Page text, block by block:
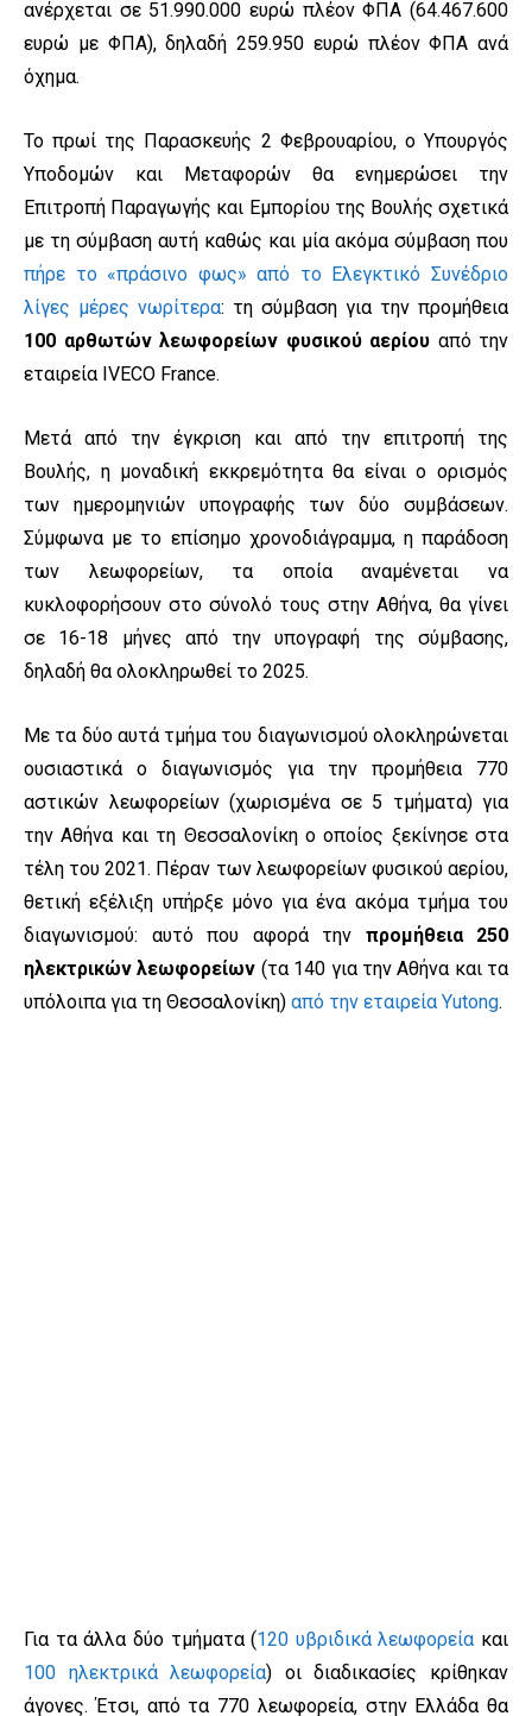
ανέρχεται σε 51.990.000 ευρώ πλέον ΦΠΑ (64.467.600
ευρώ με ΦΠΑ), δηλαδή 259.950 ευρώ πλέον ΦΠΑ ανά
όχημα.
Το πρωί της Παρασκευής 2 Φεβρουαρίου, ο Υπουργός
Υποδομών και Μεταφορών θα ενημερώσει την
Επιτροπή Παραγωγής και Εμπορίου της Βουλής σχετικά
με τη σύμβαση αυτή καθώς και μία ακόμα σύμβαση που
πήρε το «πράσινο φως» από το Ελεγκτικό Συνέδριο
λίγες μέρες νωρίτερα: τη σύμβαση για την προμήθεια
100 αρθωτών λεωφορείων φυσικού αερίου από την
εταιρεία IVECO France.
Μετά από την έγκριση και από την επιτροπή της
Βουλής, η μοναδική εκκρεμότητα θα είναι ο ορισμός
των ημερομηνιών υπογραφής των δύο συμβάσεων.
Σύμφωνα με το επίσημο χρονοδιάγραμμα, η παράδοση
των λεωφορείων, τα οποία αναμένεται να
κυκλοφορήσουν στο σύνολό τους στην Αθήνα, θα γίνει
σε 16-18 μήνες από την υπογραφή της σύμβασης,
δηλαδή θα ολοκληρωθεί το 2025.
Με τα δύο αυτά τμήμα του διαγωνισμού ολοκληρώνεται
ουσιαστικά ο διαγωνισμός για την προμήθεια 770
αστικών λεωφορείων (χωρισμένα σε 5 τμήματα) για
την Αθήνα και τη Θεσσαλονίκη ο οποίος ξεκίνησε στα
τέλη του 2021. Πέραν των λεωφορείων φυσικού αερίου,
θετική εξέλιξη υπήρξε μόνο για ένα ακόμα τμήμα του
διαγωνισμού: αυτό που αφορά την προμήθεια 250
ηλεκτρικών λεωφορείων (τα 140 για την Αθήνα και τα
υπόλοιπα για τη Θεσσαλονίκη) από την εταιρεία Yutong.
Για τα άλλα δύο τμήματα (120 υβριδικά λεωφορεία και
100 ηλεκτρικά λεωφορεία) οι διαδικασίες κρίθηκαν
άγονες. Έτσι, από τα 770 λεωφορεία, στην Ελλάδα θα